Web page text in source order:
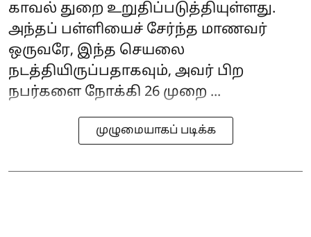
காவல் துறை உறுதிப்படுத்தியுள்ளது.
அந்தப் பள்ளியைச் சேர்ந்த மாணவர்
ஒருவரே, இந்த செயலை
நடத்தியிருப்பதாகவும், அவர் பிற
நபர்களை நோக்கி 26 முறை ...
முழுமையாகப் படிக்க